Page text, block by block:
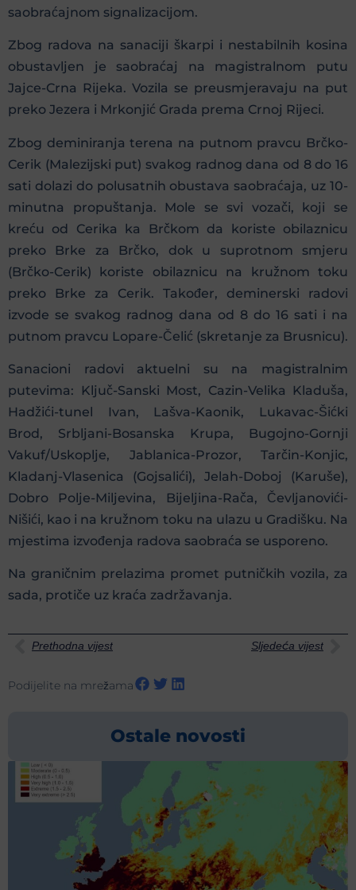
saobraćajnom signalizacijom.
Zbog radova na sanaciji škarpi i nestabilnih kosina
obustavljen je saobraćaj na magistralnom putu
Jajce-Crna Rijeka. Vozila se preusmjeravaju na put
preko Jezera i Mrkonjić Grada prema Crnoj Rijeci.
Zbog deminiranja terena na putnom pravcu Brčko-
Cerik (Malezijski put) svakog radnog dana od 8 do 16
sati dolazi do polusatnih obustava saobraćaja, uz 10-
minutna propuštanja. Mole se svi vozači, koji se
kreću od Cerika ka Brčkom da koriste obilaznicu
preko Brke za Brčko, dok u suprotnom smjeru
(Brčko-Cerik) koriste obilaznicu na kružnom toku
preko Brke za Cerik. Također, deminerski radovi
izvode se svakog radnog dana od 8 do 16 sati i na
putnom pravcu Lopare-Čelić (skretanje za Brusnicu).
Sanacioni radovi aktuelni su na magistralnim
putevima: Ključ-Sanski Most, Cazin-Velika Kladuša,
Hadžići-tunel Ivan, Lašva-Kaonik, Lukavac-Šićki
Brod, Srbljani-Bosanska Krupa, Bugojno-Gornji
Vakuf/Uskoplje, Jablanica-Prozor, Tarčin-Konjic,
Kladanj-Vlasenica (Gojsalići), Jelah-Doboj (Karuše),
Dobro Polje-Miljevina, Bijeljina-Rača, Čevljanovići-
Nišići, kao i na kružnom toku na ulazu u Gradišku. Na
mjestima izvođenja radova saobraća se usporeno.
Na graničnim prelazima promet putničkih vozila, za
sada, protiče uz kraća zadržavanja.
Prethodna vijest Sljedeća vijest
Podijelite na mrežama
Ostale novosti